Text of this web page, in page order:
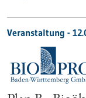
Veranstaltung -